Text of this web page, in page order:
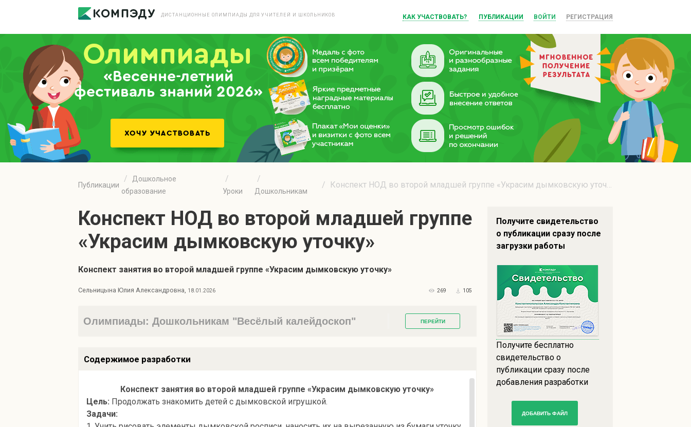
ДИСТАНЦИОННЫЕ ОЛИМПИАДЫ ДЛЯ УЧИТЕЛЕЙ И ШКОЛЬНИКОВ КАК УЧАСТВОВАТЬ? ПУБЛИКАЦИИ ВОЙТИ РЕГИСТРАЦИЯ
«Весенне-летний
фестиваль знаний 2026»
Публикации
Дошкольное
образование
Уроки Дошкольникам
Конспект НОД во второй младшей группе «Украсим дымковскую уточку»
Конспект НОД во второй младшей группе
«Украсим дымковскую уточку»
Конспект занятия во второй младшей группе «Украсим дымковскую уточку»
Сельницына Юлия Александровна, 18.01.2026 269 105
Олимпиады: Дошкольникам "Весёлый калейдоскоп" ПЕРЕЙТИ
Содержимое разработки
Конспект занятия во второй младшей группе «Украсим дымковскую уточку»
Цель: Продолжать знакомить детей с дымковской игрушкой.
Задачи:
Получите свидетельство
о публикации сразу после
загрузки работы
Получите бесплатно
свидетельство о
публикации сразу после
добавления разработки
ДОБАВИТЬ ФАЙЛ